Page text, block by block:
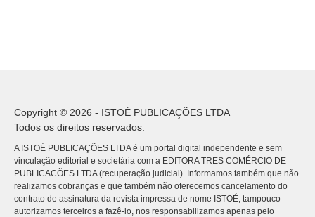
Copyright © 2026 - ISTOÉ PUBLICAÇÕES LTDA
Todos os direitos reservados.
A ISTOÉ PUBLICAÇÕES LTDA é um portal digital independente e sem
vinculação editorial e societária com a EDITORA TRES COMÉRCIO DE
PUBLICACÕES LTDA (recuperação judicial). Informamos também que não
realizamos cobranças e que também não oferecemos cancelamento do
contrato de assinatura da revista impressa de nome ISTOÉ, tampouco
autorizamos terceiros a fazê-lo, nos responsabilizamos apenas pelo